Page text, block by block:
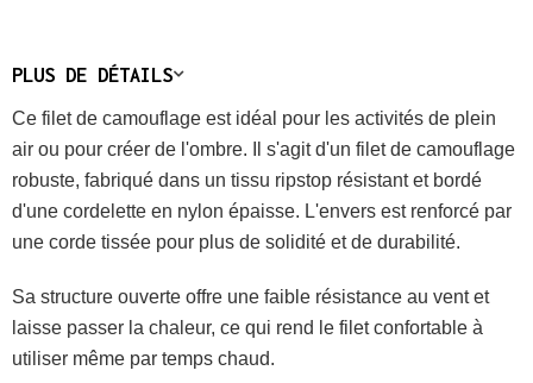
PLUS DE DÉTAILS
Ce filet de camouflage est idéal pour les activités de plein
air ou pour créer de l'ombre. Il s'agit d'un filet de camouflage
robuste, fabriqué dans un tissu ripstop résistant et bordé
d'une cordelette en nylon épaisse. L'envers est renforcé par
une corde tissée pour plus de solidité et de durabilité.
Sa structure ouverte offre une faible résistance au vent et
laisse passer la chaleur, ce qui rend le filet confortable à
utiliser même par temps chaud.